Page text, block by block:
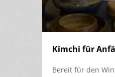
Kimchi für
Bereit für den